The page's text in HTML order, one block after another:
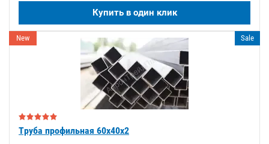
Купить в один клик
New Sale
Труба профильная 60х40х2